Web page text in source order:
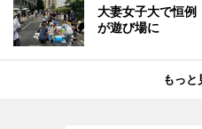
大妻女子大で恒
が遊び場に
もっと